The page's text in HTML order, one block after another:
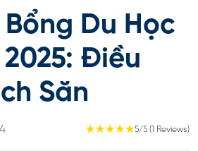
Du Học
Điều
Săn
☆
☆
☆
☆
☆ 5/5 (1 Reviews)